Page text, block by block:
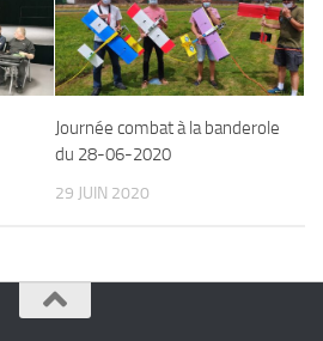
Journée combat à la banderole
du 28-06-2020
29 JUIN 2020